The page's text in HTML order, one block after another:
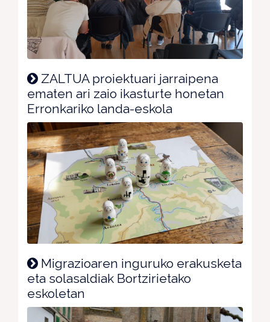
ZALTUA proiektuari jarraipena
ematen ari zaio ikasturte honetan
Erronkariko landa-eskola
Migrazioaren inguruko erakusketa
eta solasaldiak Bortzirietako
eskoletan